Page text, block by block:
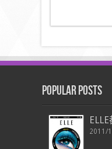
Popular Posts
2011/